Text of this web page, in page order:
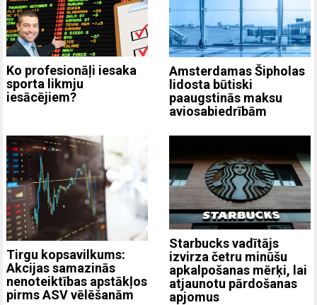
Ko profesionāļi iesaka
sporta likmju
iesācējiem?
Amsterdamas Šipholas
lidosta būtiski
paaugstinās maksu
aviosabiedrībām
Tirgu kopsavilkums:
Akcijas samazinās
nenoteiktības apstākļos
pirms ASV vēlēšanām
Starbucks vadītājs
izvirza četru minūšu
apkalpošanas mērķi, lai
atjaunotu pārdošanas
apjomus